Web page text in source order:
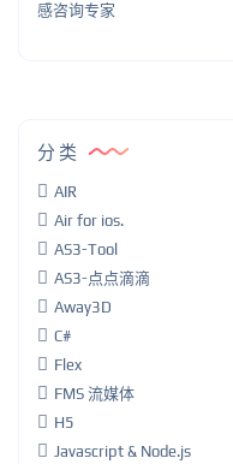
感咨询专家
分类
AIR
Air for ios.
AS3-Tool
AS3-点点滴滴
Away3D
C#
Flex
FMS 流媒体
H5
Javascript & Node.js